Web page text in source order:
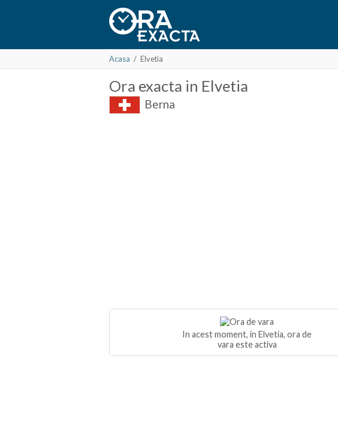
Acasa / Elvetia
Ora exacta in Elvetia
Berna
In acest moment, in Elvetia, ora de
vara este activa